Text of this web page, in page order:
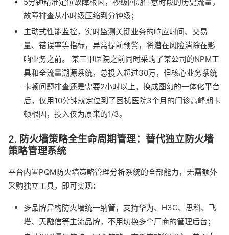
故障排查从小时级压缩到分钟级；
主动式性能监控，实时监测关键业务的响应时间、交易
量、错误率等指标，异常提前预警，将潜在风险消除在影
响业务之前。 某三甲医院之前同时采购了某公司的NPM工
具和全流量溯源系统，总投入超过30万，但核心业务系统
卡顿问题排查还是需要2小时以上，换成图幻的一体化平台
后，仅用10分钟就定位到了困扰医院3个月的门诊高峰期卡
顿根因，投入仅为原来的1/3。
2. 防火墙策略全生命周期管理：替代独立防火墙
策略管理系统
平台内置PQM防火墙策略管理分析系统的全部能力，无需额外
采购独立工具，即可实现：
多品牌异构防火墙统一纳管，支持华为、H3C、思科、飞
塔、天融信等主流品牌，不用切换多个厂商的管理后台；